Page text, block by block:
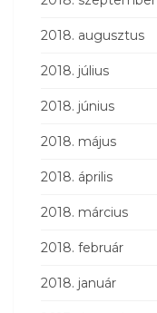
2018. augusztus
2018. július
2018. június
2018. május
2018. április
2018. március
2018. február
2018. január